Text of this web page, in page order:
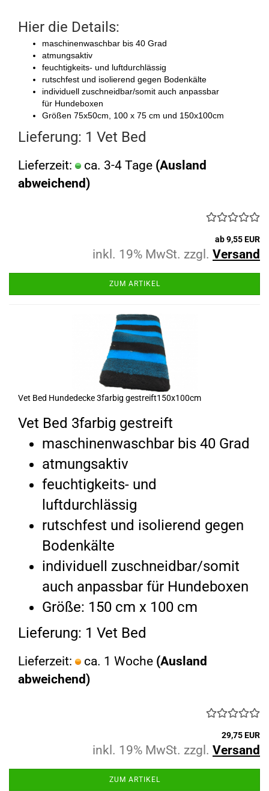
Hier die Details:
maschinenwaschbar bis 40 Grad
atmungsaktiv
feuchtigkeits- und luftdurchlässig
rutschfest und isolierend gegen Bodenkälte
individuell zuschneidbar/somit auch anpassbar
für Hundeboxen
Größen 75x50cm, 100 x 75 cm und 150x100cm
Lieferung: 1 Vet Bed
Lieferzeit: ca. 3-4 Tage (Ausland
abweichend)
ab 9,55 EUR
inkl. 19% MwSt. zzgl. Versand
ZUM ARTIKEL
Vet Bed Hundedecke 3farbig gestreift150x100cm
Vet Bed 3farbig gestreift
maschinenwaschbar bis 40 Grad
atmungsaktiv
feuchtigkeits- und
luftdurchlässig
rutschfest und isolierend gegen
Bodenkälte
individuell zuschneidbar/somit
auch anpassbar für Hundeboxen
Größe: 150 cm x 100 cm
Lieferung: 1 Vet Bed
Lieferzeit: ca. 1 Woche (Ausland
abweichend)
29,75 EUR
inkl. 19% MwSt. zzgl. Versand
ZUM ARTIKEL